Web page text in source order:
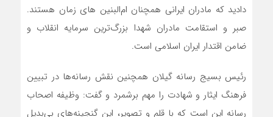
دادید که مادران ایرانی همچنان ام‌البنین های زمان هستند.
صبر و استقامت مادران شهدا بزرگ‌ترین سرمایه انقلاب و
ضامن اقتدار ایران اسلامی است.
رئیس بسیج رسانه گیلان همچنین نقش رسانه‌ها در تبیین
فرهنگ ایثار و شهادت را مهم برشمرد و گفت: وظیفه اصحاب
رسانه این است که با قلم و تصویر، این گنجینه‌های بی‌بدیل